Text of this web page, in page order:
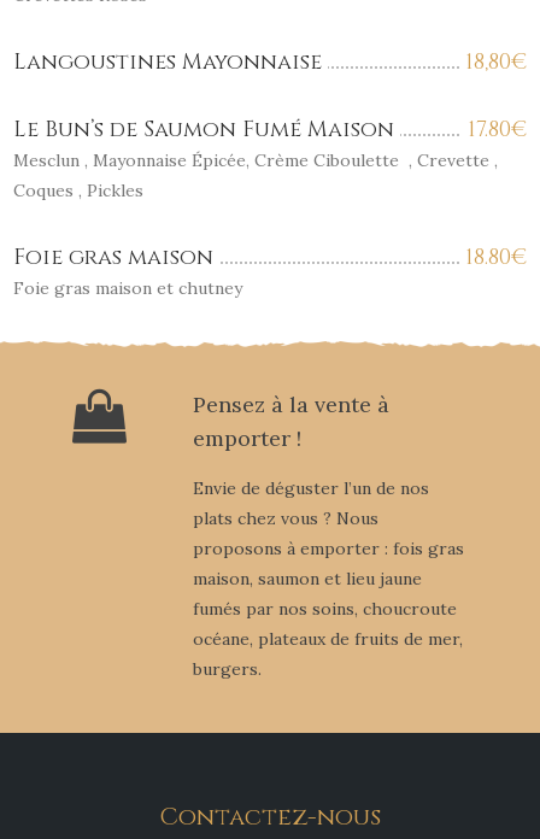
18,80€
Langoustines Mayonnaise
17.80€
Le Bun’s de Saumon Fumé Maison
Mesclun , Mayonnaise Épicée, Crème Ciboulette , Crevette ,
Coques , Pickles
18.80€
Foie gras maison
Foie gras maison et chutney
Pensez à la vente à
emporter !
Envie de déguster l’un de nos
plats chez vous ? Nous
proposons à emporter : fois gras
maison, saumon et lieu jaune
fumés par nos soins, choucroute
océane, plateaux de fruits de mer,
burgers.
Contactez-nous